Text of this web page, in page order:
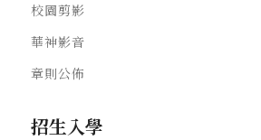
校園剪影
華神影音
章則公佈
招生入學